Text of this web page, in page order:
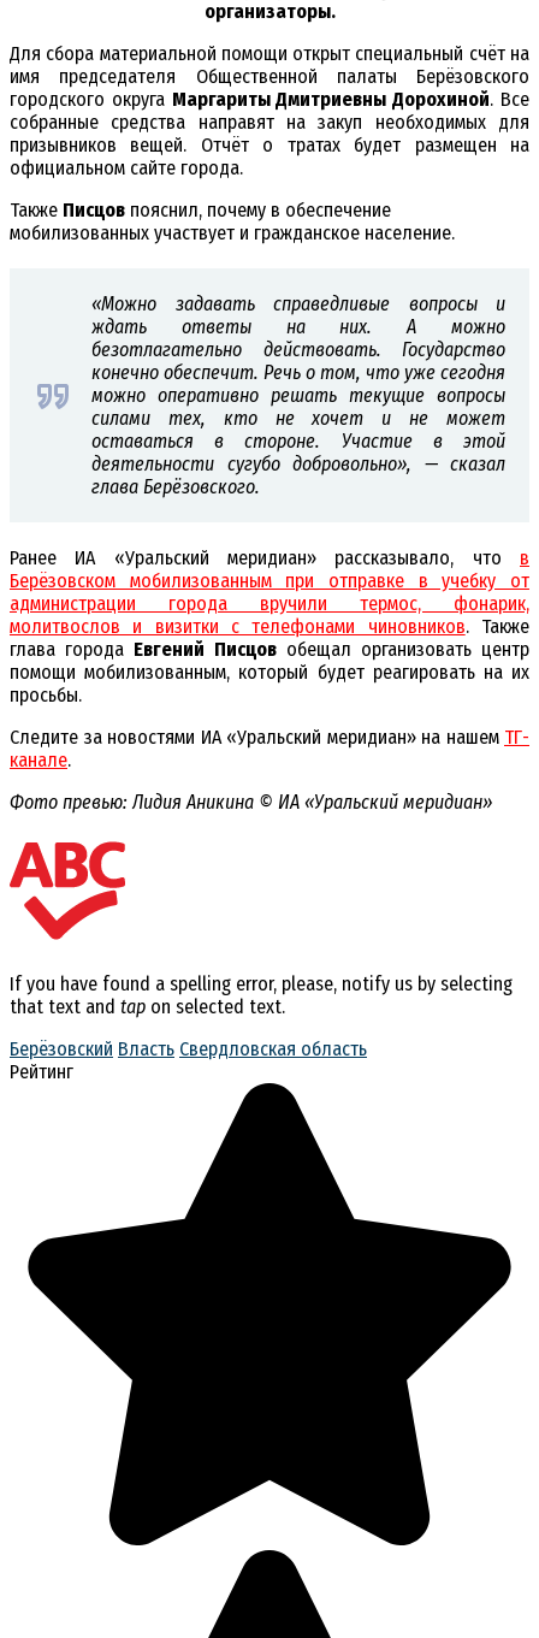
организаторы.
Для сбора материальной помощи открыт специальный счёт на
имя председателя Общественной палаты Берёзовского
городского округа Маргариты Дмитриевны Дорохиной. Все
собранные средства направят на закуп необходимых для
призывников вещей. Отчёт о тратах будет размещен на
официальном сайте города.
Также Писцов пояснил, почему в обеспечение
мобилизованных участвует и гражданское население.
«Можно задавать справедливые вопросы и
ждать ответы на них. А можно
безотлагательно действовать. Государство
конечно обеспечит. Речь о том, что уже сегодня
можно оперативно решать текущие вопросы
силами тех, кто не хочет и не может
оставаться в стороне. Участие в этой
деятельности сугубо добровольно», — сказал
глава Берёзовского.
Ранее ИА «Уральский меридиан» рассказывало, что в
Берёзовском мобилизованным при отправке в учебку от
администрации города вручили термос, фонарик,
молитвослов и визитки с телефонами чиновников. Также
глава города Евгений Писцовобещал организовать центр
помощи мобилизованным, который будет реагировать на их
просьбы.
Следите за новостями ИА «Уральский меридиан» на нашем ТГ-
канале.
Фото превью: Лидия Аникина © ИА «Уральский меридиан»
If you have found a spelling error, please, notify us by selecting
that text and tap on selected text.
Берёзовский Власть Свердловская область
Рейтинг